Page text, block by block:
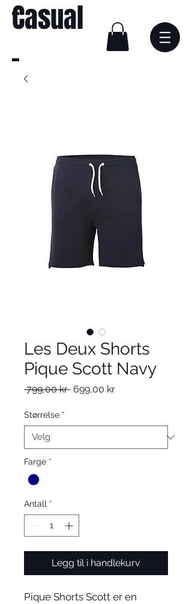
Casual
Les Deux Shorts
Pique Scott Navy
799,00 kr Vanlig
699,00 krSalgspris
Størrelse *
Farge *
Antall *
Legg til i handlekurv
Pique Shorts Scott er en